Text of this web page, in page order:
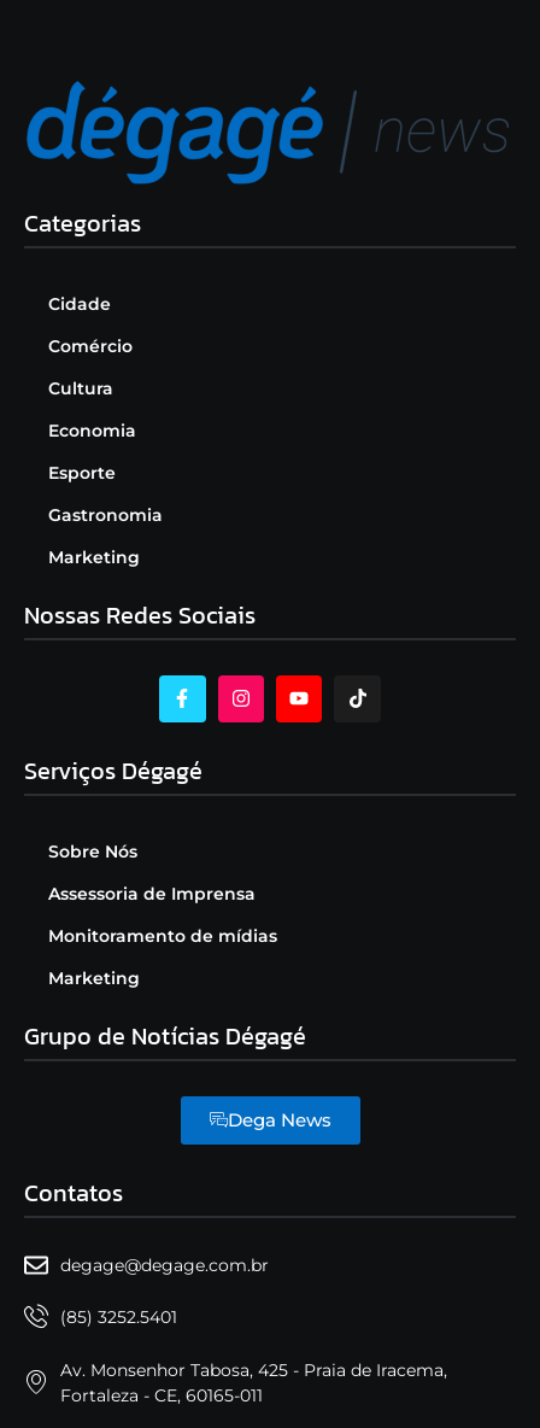
Categorias
Cidade
Comércio
Cultura
Economia
Esporte
Gastronomia
Marketing
Nossas Redes Sociais
Serviços Dégagé
Sobre Nós
Assessoria de Imprensa
Monitoramento de mídias
Marketing
Grupo de Notícias Dégagé
Dega News
Contatos
degage@degage.com.br
(85) 3252.5401
Av. Monsenhor Tabosa, 425 - Praia de Iracema,
Fortaleza - CE, 60165-011